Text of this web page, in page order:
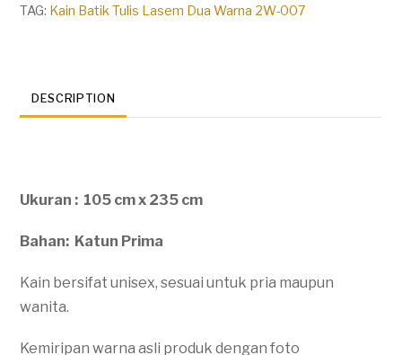
TAG: Kain Batik Tulis Lasem Dua Warna 2W-007
DESCRIPTION
Ukuran : 105 cm x 235 cm
Bahan: Katun Prima
Kain bersifat unisex, sesuai untuk pria maupun
wanita.
Kemiripan warna asli produk dengan foto